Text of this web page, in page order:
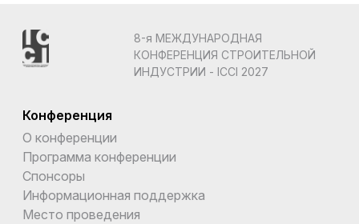
8-я МЕЖДУНАРОДНАЯ
КОНФЕРЕНЦИЯ СТРОИТЕЛЬНОЙ
ИНДУСТРИИ - ICCI 2027
Конференция
О конференции
Программа конференции
Спонсоры
Информационная поддержка
Место проведения